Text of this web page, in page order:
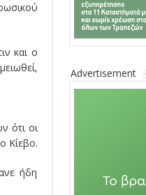
και ο
ότι οι
Κίεβο.
ήδη
Advertisement